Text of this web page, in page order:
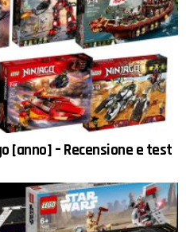
[anno] – Recensione e test